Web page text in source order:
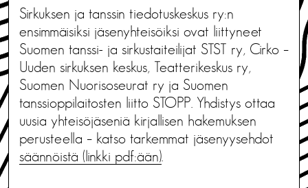
Sirkuksen ja tanssin tiedotuskeskus ry:n
ensimmäisiksi jäsenyhteisöiksi ovat liittyneet
Suomen tanssi- ja sirkustaiteilijat STST ry, Cirko –
Uuden sirkuksen keskus, Teatterikeskus ry,
Suomen Nuorisoseurat ry ja Suomen
tanssioppilaitosten liitto STOPP. Yhdistys ottaa
uusia yhteisöjäseniä kirjallisen hakemuksen
perusteella – katso tarkemmat jäsenyysehdot
säännöistä (linkki pdf:ään)